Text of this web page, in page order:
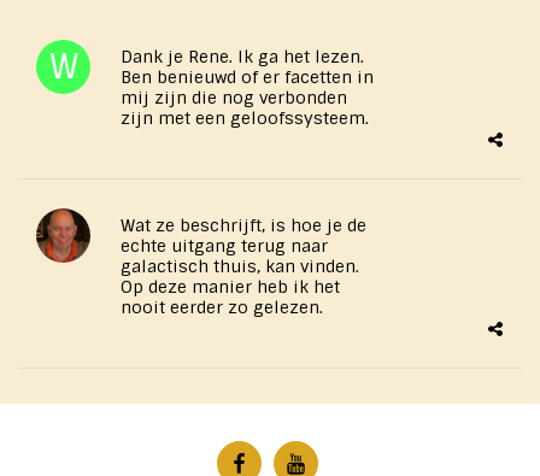
Dank je Rene. Ik ga het lezen.
Ben benieuwd of er facetten in
mij zijn die nog verbonden
zijn met een geloofssysteem.
Wat ze beschrijft, is hoe je de
echte uitgang terug naar
galactisch thuis, kan vinden.
Op deze manier heb ik het
nooit eerder zo gelezen.